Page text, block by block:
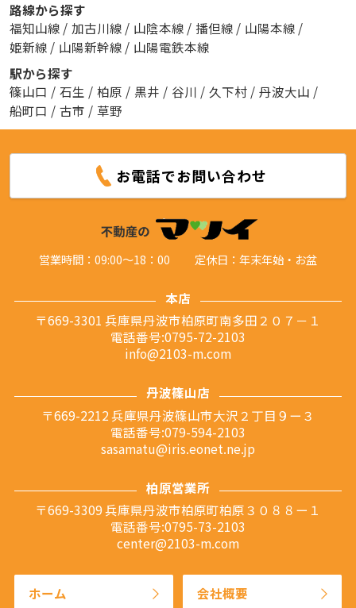
路線から探す
福知山線 / 加古川線 / 山陰本線 / 播但線 / 山陽本線 /
姫新線 / 山陽新幹線 / 山陽電鉄本線
駅から探す
篠山口 / 石生 / 柏原 / 黒井 / 谷川 / 久下村 / 丹波大山 /
船町口 / 古市 / 草野
お電話でお問い合わせ
営業時間：09:00～18：00 定休日：年末年始・お盆
本店
〒669-3301 兵庫県丹波市柏原町南多田２０７－１
電話番号:0795-72-2103
info@2103-m.com
丹波篠山店
〒669-2212 兵庫県丹波篠山市大沢２丁目９ー３
電話番号:079-594-2103
sasamatu@iris.eonet.ne.jp
柏原営業所
〒669-3309 兵庫県丹波市柏原町柏原３０８８ー１
電話番号:0795-73-2103
center@2103-m.com
ホーム 会社概要